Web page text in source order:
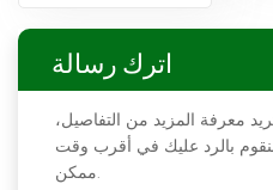
اترك رسالة
معرفة المزيد من التفاصيل،
بالرد عليك في أقرب وقت
ممكن.